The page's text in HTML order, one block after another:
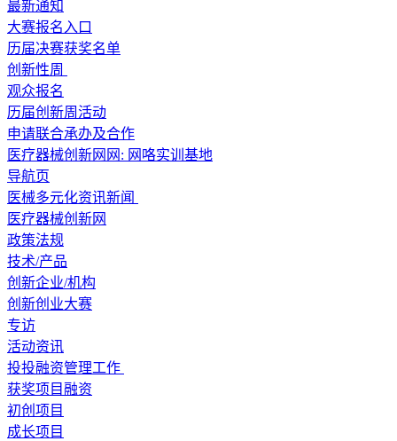
最新通知
大赛报名入口
历届决赛获奖名单
创新性周
观众报名
历届创新周活动
申请联合承办及合作
医疗器械创新网网: 网咯实训基地
导航页
医械多元化资讯新闻
医疗器械创新网
政策法规
技术/产品
创新企业/机构
创新创业大赛
专访
活动资讯
投投融资管理工作
获奖项目融资
初创项目
成长项目